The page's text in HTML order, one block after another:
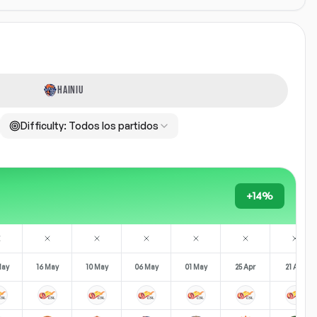
HAINIU
Difficulty: Todos los partidos
+14%
16 May 10 May 06 May 01 May 25 Apr 21 Apr